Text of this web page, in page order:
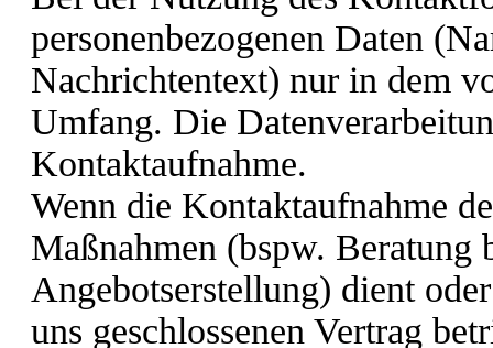
personenbezogenen Daten
Nachrichtentext) nur in dem
Umfang. Die
Kontaktaufnahme.
Wenn die Kontaktaufnahme
Maßnahmen (bspw. Beratung
Angebotserstellung) dient
uns geschlossenen Vertrag